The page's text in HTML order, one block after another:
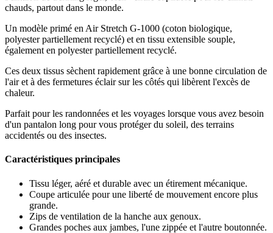
chauds, partout dans le monde.
Un modèle primé en Air Stretch G-1000 (coton biologique,
polyester partiellement recyclé) et en tissu extensible souple,
également en polyester partiellement recyclé.
Ces deux tissus sèchent rapidement grâce à une bonne circulation de
l'air et à des fermetures éclair sur les côtés qui libèrent l'excès de
chaleur.
Parfait pour les randonnées et les voyages lorsque vous avez besoin
d'un pantalon long pour vous protéger du soleil, des terrains
accidentés ou des insectes.
Caractéristiques principales
Tissu léger, aéré et durable avec un étirement mécanique.
Coupe articulée pour une liberté de mouvement encore plus
grande.
Zips de ventilation de la hanche aux genoux.
Grandes poches aux jambes, l'une zippée et l'autre boutonnée.